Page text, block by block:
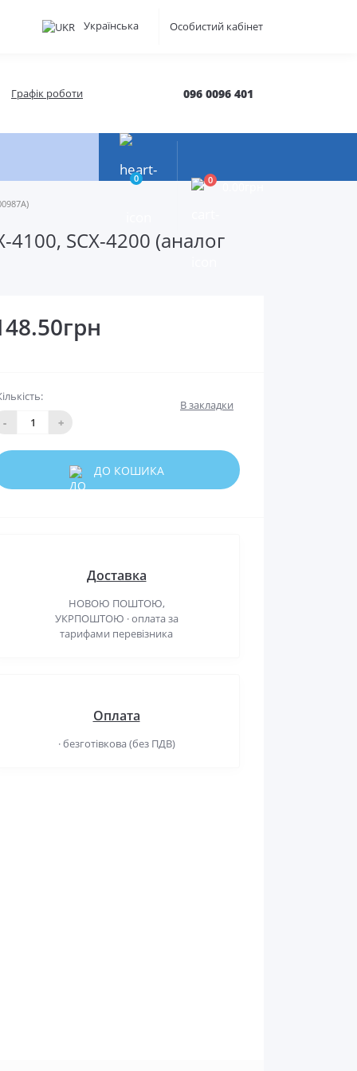
Українська Особистий кабінет
Графік роботи 096 0096 401
0 0
SCX-4200 (аналог
-
+
В закладки
ДО КОШИКА
Доставка
НОВОЮ ПОШТОЮ,
УКРПОШТОЮ · оплата за
тарифами перевізника
Оплата
· безготівкова (без ПДВ)